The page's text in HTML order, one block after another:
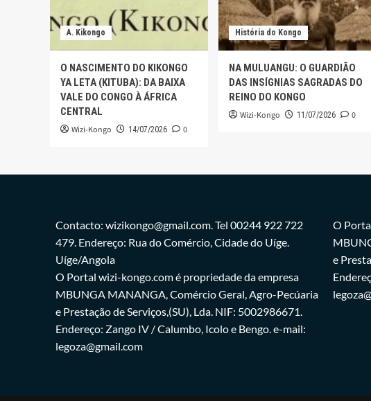
A. Kikongo
O NASCIMENTO DO KIKONGO
YA LETA (KITUBA): DA BAIXA
VALE DO CONGO À ÁFRICA
CENTRAL
Wizi-Kongo 14/07/2026 0
História do Kongo
NA MULUANGU: O GUARDIÃO
DAS INSÍGNIAS SAGRADAS DO
REINO DO KONGO
Wizi-Kongo 11/07/2026 0
Contacto: wizikongo@gmail.com. Tel 00244 922 722
479. Endereço: Rua do Comércio, Cidade do Uíge.
Uíge/Angola
O Portal wizi-kongo.com é propriedade da empresa
MBUNGA MANANGA, Comércio Geral, Agro-Pecúaria
e Prestação de Serviços,(SU), Lda. NIF: 5002986671.
Endereço: Zango IV / Calumbo, Icolo e Bengo. e-mail:
legoza@gmail.com
O
e